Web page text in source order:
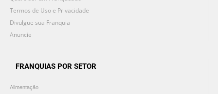
Termos de Uso e Privacidade
Divulgue sua Franquia
Anuncie
FRANQUIAS POR SETOR
Alimentação